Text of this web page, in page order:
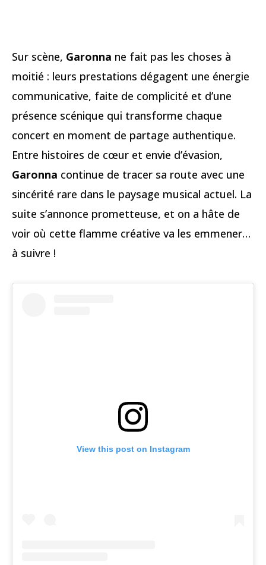
Sur scène, Garonna ne fait pas les choses à
moitié : leurs prestations dégagent une énergie
communicative, faite de complicité et d’une
présence scénique qui transforme chaque
concert en moment de partage authentique.
Entre histoires de cœur et envie d’évasion,
Garonna continue de tracer sa route avec une
sincérité rare dans le paysage musical actuel. La
suite s’annonce prometteuse, et on a hâte de
voir où cette flamme créative va les emmener…
à suivre !
View this post on Instagram